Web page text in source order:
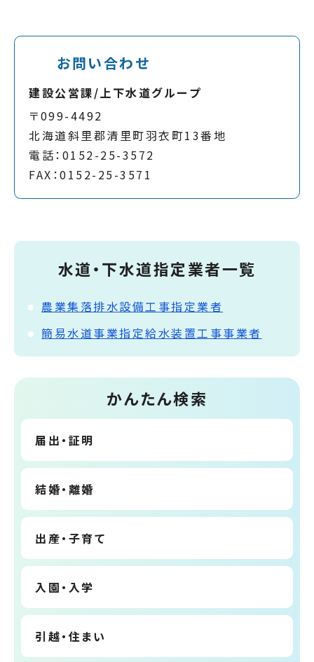
お問い合わせ
建設公営課/上下水道グループ
〒099-4492
北海道斜里郡清里町羽衣町13番地
電話：0152-25-3572
FAX：0152-25-3571
水道・下水道指定業者一覧
農業集落排水設備工事指定業者
簡易水道事業指定給水装置工事事業者
かんたん検索
届出・証明
結婚・離婚
出産・子育て
入園・入学
引越・住まい